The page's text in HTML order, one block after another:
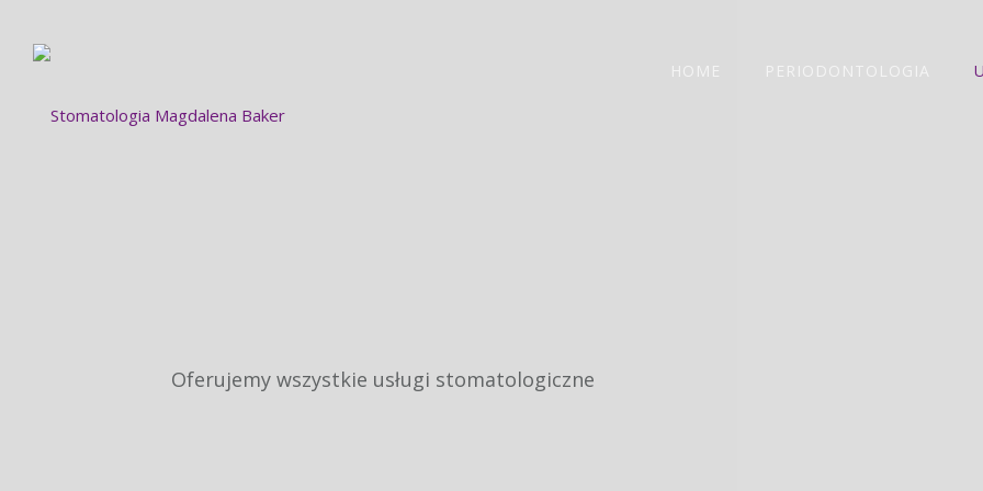
HOME PERIODONTOLOGIA
Oferujemy wszystkie usługi stomatologiczne